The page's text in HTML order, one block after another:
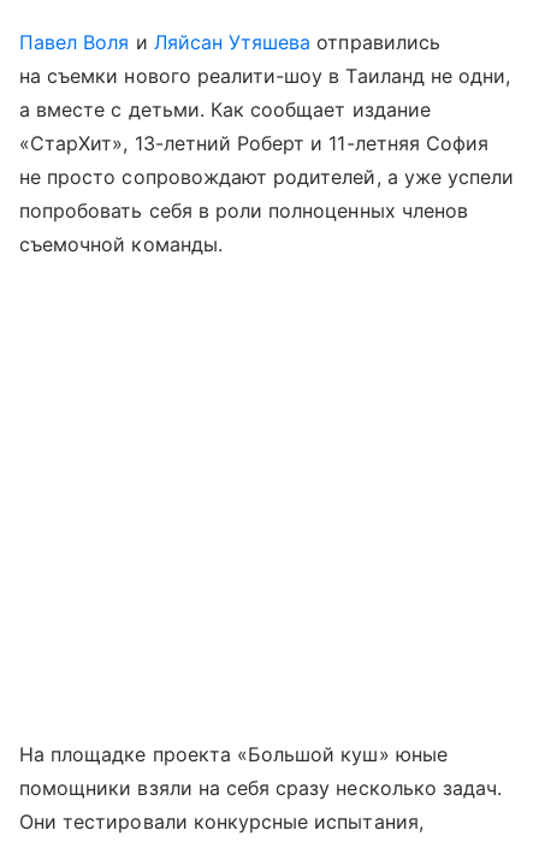
Павел Воля и Ляйсан Утяшева отправились
на съемки нового реалити-шоу в Таиланд не одни,
а вместе с детьми. Как сообщает издание
«СтарХит», 13-летний Роберт и 11-летняя София
не просто сопровождают родителей, а уже успели
попробовать себя в роли полноценных членов
съемочной команды.
На площадке проекта «Большой куш» юные
помощники взяли на себя сразу несколько задач.
Они тестировали конкурсные испытания,